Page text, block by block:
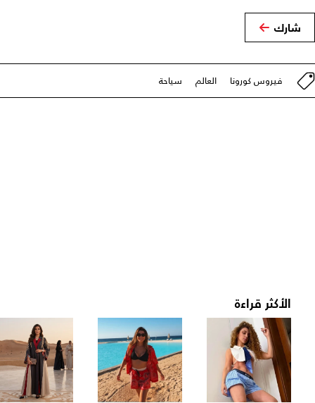
شارك
فيروس كورونا العالم سياحة
الأكثر قراءة